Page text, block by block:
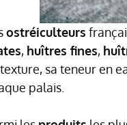
ostréiculteurs
, huîtres fines,
sa teneur en
palais.